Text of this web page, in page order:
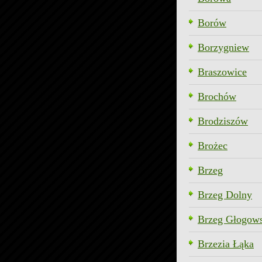
Borów
Borzygniew
Braszowice
Brochów
Brodziszów
Brożec
Brzeg
Brzeg Dolny
Brzeg
Brzezia Łąka